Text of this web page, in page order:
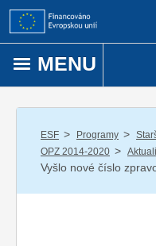
Přejít k obsahu
MENU
ESF / Programy /
OPZ 2014-2020 /
Vyšlo nové číslo